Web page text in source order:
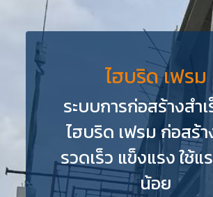
ไฮบริด เฟรม
ระบบการก่อสร้างสำ
ไฮบริด เฟรม ก่อสร้า
รวดเร็ว แข็งแรง ใช้แ
น้อย